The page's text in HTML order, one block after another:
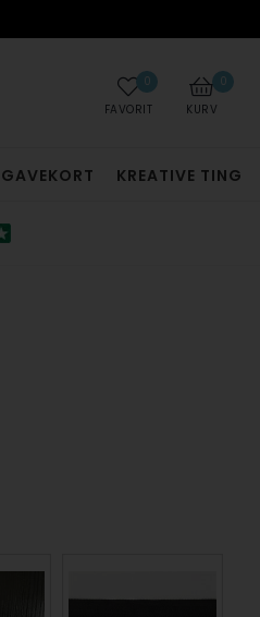
0
KURV
0
FAVORIT
GAVEKORT KREATIVE TING